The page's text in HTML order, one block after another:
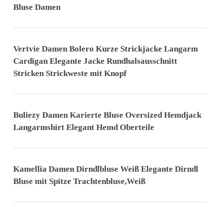
Bluse Damen
Vertvie Damen Bolero Kurze Strickjacke Langarm
Cardigan Elegante Jacke Rundhalsausschnitt
Stricken Strickweste mit Knopf
Buliezy Damen Karierte Bluse Oversized Hemdjack
Langarmshirt Elegant Hemd Oberteile
Kamellia Damen Dirndlbluse Weiß Elegante Dirndl
Bluse mit Spitze Trachtenbluse,Weiß